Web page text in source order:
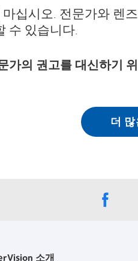
십시오. 전문가와 렌
수 있습니다.
가의 권고를 대신하기
더
소개